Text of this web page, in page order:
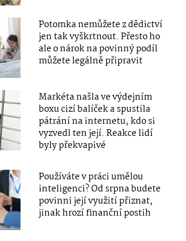
Potomka nemůžete z dědictví
jen tak vyškrtnout. Přesto ho
ale o nárok na povinný podíl
můžete legálně připravit
Markéta našla ve výdejním
boxu cizí balíček a spustila
pátrání na internetu, kdo si
vyzvedl ten její. Reakce lidí
byly překvapivé
Používáte v práci umělou
inteligenci? Od srpna budete
povinni její využití přiznat,
jinak hrozí finanční postih